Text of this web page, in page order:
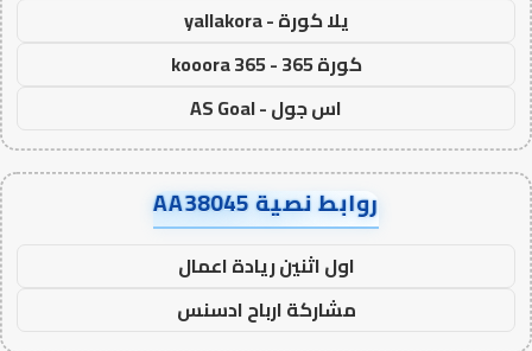
يلا كورة - yallakora
كورة 365 - kooora 365
اس جول - AS Goal
روابط نصية AA38045
اول اثنين ريادة اعمال
مشاركة ارباح ادسنس